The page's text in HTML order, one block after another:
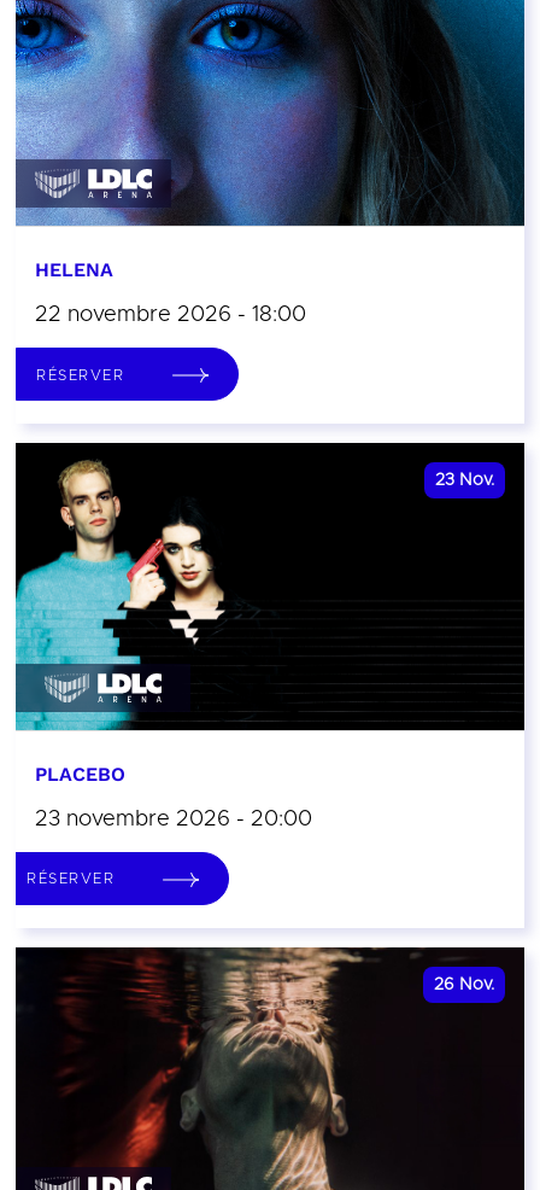
HELENA
22 novembre 2026 - 18:00
RÉSERVER
23 Nov.
PLACEBO
23 novembre 2026 - 20:00
RÉSERVER
26 Nov.